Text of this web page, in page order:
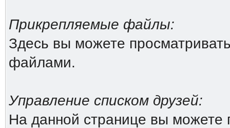
Прикрепляемые файлы:
Здесь вы можете
файлами.
Управление списком друзей:
На данной странице вы можете